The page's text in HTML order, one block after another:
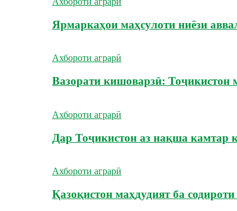
Ярмаркаҳои маҳсулоти ниёзи
Ахбороти аграрӣ
Вазорати кишоварзӣ: Тоҷикистон
Ахбороти аграрӣ
Дар Тоҷикистон аз нақша камтар
Ахбороти аграрӣ
Қазоқистон маҳдудият ба